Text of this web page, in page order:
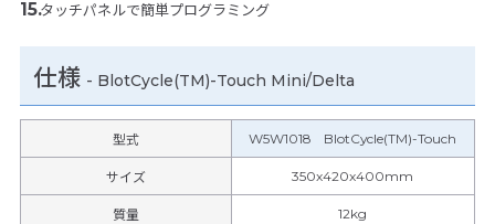
タッチパネルで簡単プログラミング
仕様 - BlotCycle(TM)-Touch Mini/Delta
型式 W5W1018 BlotCycle(TM)-Touch
サイズ 350x420x400mm
質量 12kg